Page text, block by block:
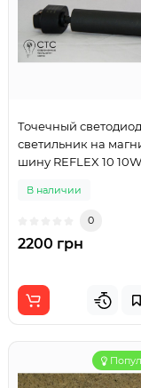
Точечный
светильник на
шину REFLEX 10 10W
В наличии
0
2200 грн